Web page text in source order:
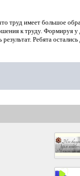
труд имеет большое
к труду. Формируя
Ребята